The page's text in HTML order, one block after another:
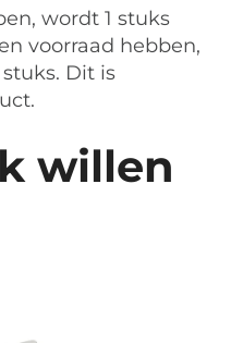
wordt 1 stuks
voorraad hebben,
Dit is
willen